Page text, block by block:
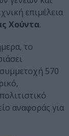
επιμέλεια
Χούντα.
το
570
αναφοράς για